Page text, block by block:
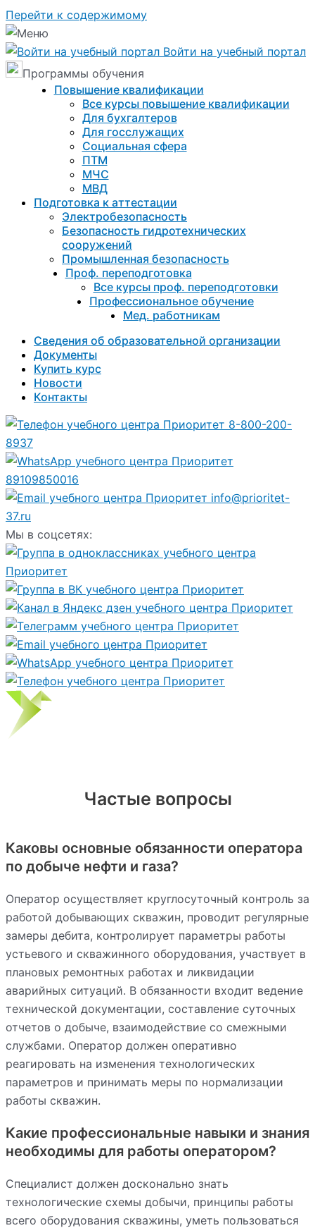
Перейти к содержимому
Войти на учебный портал
Программы обучения
Повышение квалификации
Все курсы повышение квалификации
Для бухгалтеров
Для госслужащих
Социальная сфера
ПТМ
МЧС
МВД
Подготовка к aттестации
Электробезопасность
Безопасность гидротехнических
сооружений
Промышленная безопасность
Проф. переподготовка
Все курсы проф. переподготовки
Профессиональное обучение
Мед. работникам
Сведения об образовательной организации
Документы
Купить курс
Новости
Контакты
8-800-200-
8937
89109850016
info@prioritet-
37.ru
Мы в соцсетях:
Частые вопросы
Каковы основные обязанности оператора
по добыче нефти и газа?
Оператор осуществляет круглосуточный контроль за
работой добывающих скважин, проводит регулярные
замеры дебита, контролирует параметры работы
устьевого и скважинного оборудования, участвует в
плановых ремонтных работах и ликвидации
аварийных ситуаций. В обязанности входит ведение
технической документации, составление суточных
отчетов о добыче, взаимодействие со смежными
службами. Оператор должен оперативно
реагировать на изменения технологических
параметров и принимать меры по нормализации
работы скважин.
Какие профессиональные навыки и знания
необходимы для работы оператором?
Специалист должен досконально знать
технологические схемы добычи, принципы работы
всего оборудования скважины, уметь пользоваться